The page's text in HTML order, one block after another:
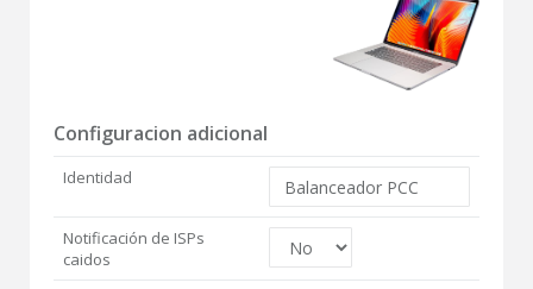
Configuracion adicional
Identidad
Notificación de ISPs
caidos